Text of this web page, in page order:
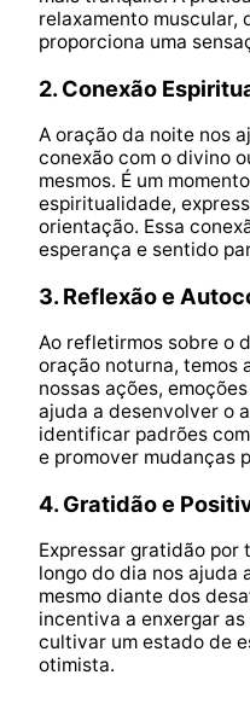
relaxamento muscular,
proporciona uma
2. Conexão
A oração da noite nos
conexão com o divino
mesmos. É um
espiritualidade,
orientação. Essa
esperança e sentido
3. Reflexão e
Ao refletirmos sobre o
oração noturna, temos
nossas ações,
ajuda a desenvolver o
identificar padrões
e promover mudanças
4. Gratidão e
Expressar gratidão por
longo do dia nos ajuda
mesmo diante dos
incentiva a enxergar
cultivar um estado de
otimista.